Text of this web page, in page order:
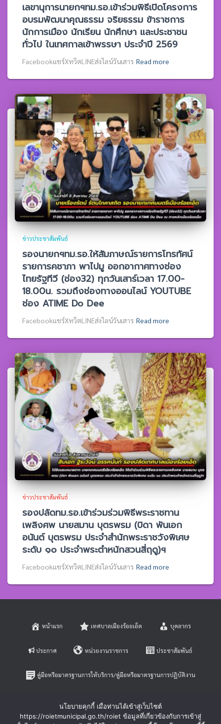
เลขานุการนายกฯทม.รอ.เข้าร่วมพิธีเปิดโครงการ
อบรมพัฒนาคุณธรรม จริยธรรม ข้าราชการ
นักการเมือง นักเรียน นักศึกษา และประชาชน
ทั่วไป ในเทศกาลเข้าพรรษา ประจำปี 2569
Facebookแชร์XทวิตLINEส่งไลน์วันเสาร Read more
ข่าวประชาสัมพันธ์
รองนายกฯทม.รอ.ให้สัมภาษณ์รายการโทรทัศน์
รายการคชาภา พาไปมู ออกอากาศทางช่อง
ไทยรัฐทีวี (ช่อง32) ทุกวันเสาร์เวลา 17.00-
18.00น. รวมถึงช่องทางออนไลน์ YOUTUBE
ช่อง ATIME Do Dee
Facebookแชร์XทวิตLINEส่งไลน์วันเสาร Read more
ข่าวประชาสัมพันธ์
รองปลัดทม.รอ.เข้าร่วมร่วมพิธีพระราชทาน
เพลิงศพ นายสมาน บุตรพรม (บิดา พันเอก
อนันต์ บุตรพรม ประจำสำนักพระราชวังพิเศษ
ระดับ ๑๐ ประจำพระตำหนักสวนสี่ฤดู)ฯ
Facebookแชร์XทวิตLINEส่งไลน์วันเสาร Read more
หน้าแรก เทศบาลเมืองร้อยเอ็ด บุคลากร
ประกาศ หน่วยงานราชการ ประชาสัมพันธ์
คู่มือหรือมาตรฐานการให้บริการ/คู่มือหรือมาตรฐานการปฏิบัติงาน
นโยบายคุกกี้ เมื่อท่านได้เข้าสู่เว็บไซต์
https://roietmunicipal.go.th/roiet ข้อมูลที่เกี่ยวข้องกับการเข้าสู่